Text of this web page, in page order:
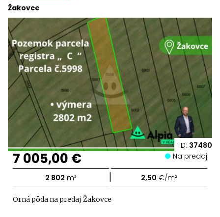
ID: 37480
Žakovce
7 005,00 € Na predaj
2 802 m² | 2,50 €/m²
Orná pôda na predaj Žakovce